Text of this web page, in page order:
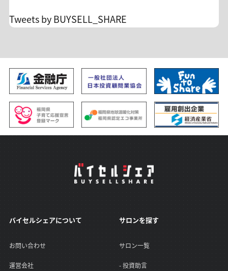
できます。 孤独なトレードからの脱却/自分のトレ
Tweets by BUYSELL_SHARE
バイセルシェアについて
お問い合わせ
運営会社
サロンを探す
サロン一覧
- 投資助言